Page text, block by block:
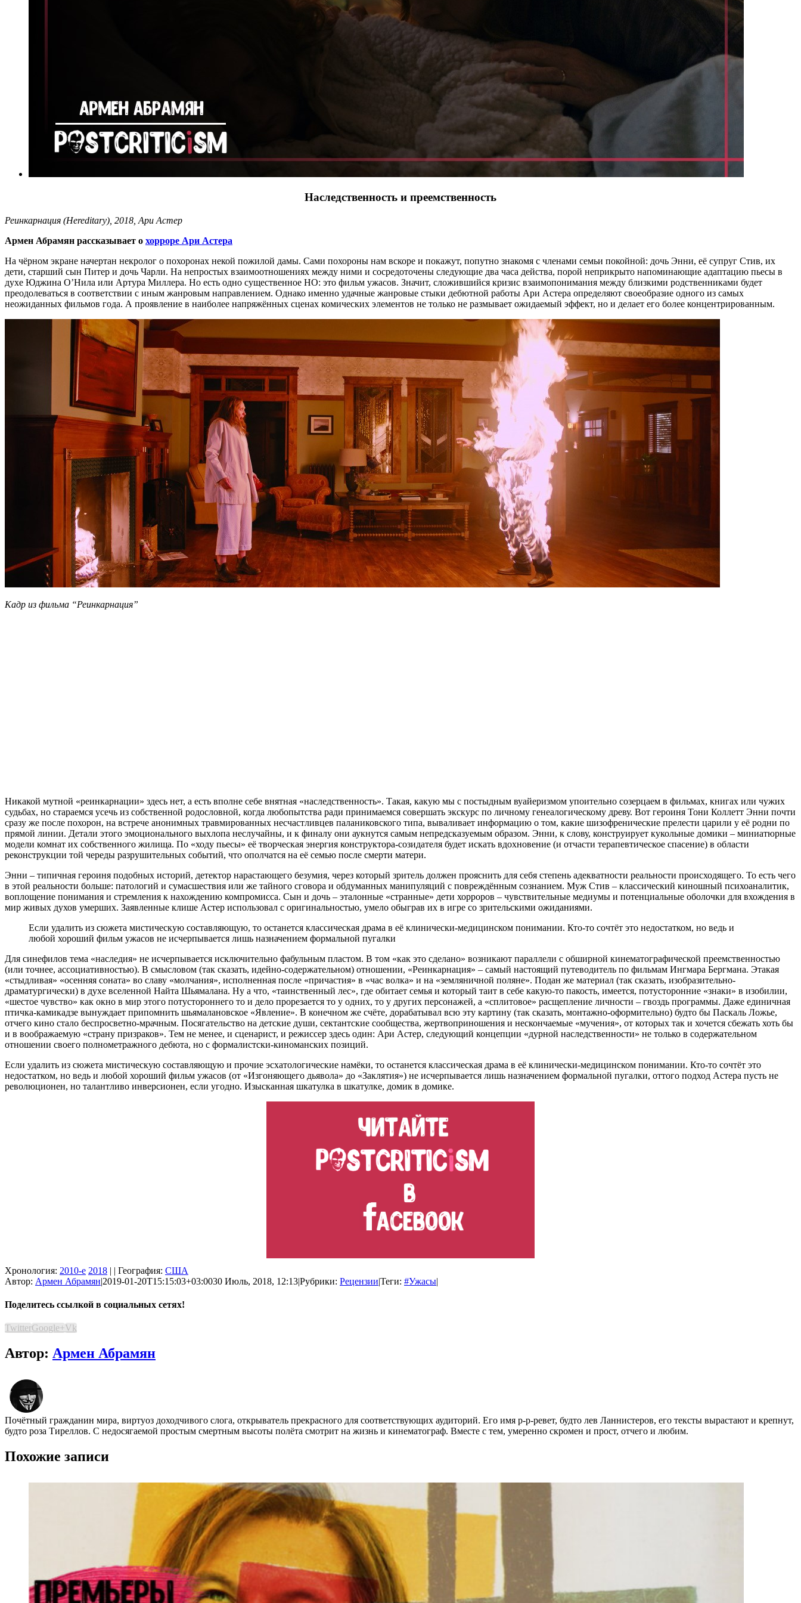
Наследственность и преемственность
Реинкарнация (Hereditary), 2018, Ари Астер
Армен Абрамян рассказывает о хорроре Ари Астера
На чёрном экране начертан некролог о похоронах некой пожилой дамы. Сами похороны нам вскоре и покажут, попутно знакомя с членами семьи покойной: дочь Энни, её супруг Стив, их
дети, старший сын Питер и дочь Чарли. На непростых взаимоотношениях между ними и сосредоточены следующие два часа действа, порой неприкрыто напоминающие адаптацию пьесы в
духе Юджина О’Нила или Артура Миллера. Но есть одно существенное НО: это фильм ужасов. Значит, сложившийся кризис взаимопонимания между близкими родственниками будет
преодолеваться в соответствии с иным жанровым направлением. Однако именно удачные жанровые стыки дебютной работы Ари Астера определяют своеобразие одного из самых
неожиданных фильмов года. А проявление в наиболее напряжённых сценах комических элементов не только не размывает ожидаемый эффект, но и делает его более концентрированным.
Кадр из фильма “Реинкарнация”
Никакой мутной «реинкарнации» здесь нет, а есть вполне себе внятная «наследственность». Такая, какую мы с постыдным вуайеризмом упоительно созерцаем в фильмах, книгах или чужих
судьбах, но стараемся усечь из собственной родословной, когда любопытства ради принимаемся совершать экскурс по личному генеалогическому древу. Вот героиня Тони Коллетт Энни почти
сразу же после похорон, на встрече анонимных травмированных несчастливцев паланиковского типа, вываливает информацию о том, какие шизофренические прелести царили у её родни по
прямой линии. Детали этого эмоционального выхлопа неслучайны, и к финалу они аукнутся самым непредсказуемым образом. Энни, к слову, конструирует кукольные домики – миниатюрные
модели комнат их собственного жилища. По «ходу пьесы» её творческая энергия конструктора-созидателя будет искать вдохновение (и отчасти терапевтическое спасение) в области
реконструкции той череды разрушительных событий, что ополчатся на её семью после смерти матери.
Энни – типичная героиня подобных историй, детектор нарастающего безумия, через который зритель должен прояснить для себя степень адекватности реальности происходящего. То есть чего
в этой реальности больше: патологий и сумасшествия или же тайного сговора и обдуманных манипуляций с повреждённым сознанием. Муж Стив – классический киношный психоаналитик,
воплощение понимания и стремления к нахождению компромисса. Сын и дочь – эталонные «странные» дети хорроров – чувствительные медиумы и потенциальные оболочки для вхождения в
мир живых духов умерших. Заявленные клише Астер использовал с оригинальностью, умело обыграв их в игре со зрительскими ожиданиями.
Если удалить из сюжета мистическую составляющую, то останется классическая драма в её клинически-медицинском понимании. Кто-то сочтёт это недостатком, но ведь и
любой хороший фильм ужасов не исчерпывается лишь назначением формальной пугалки
Для синефилов тема «наследия» не исчерпывается исключительно фабульным пластом. В том «как это сделано» возникают параллели с обширной кинематографической преемственностью
(или точнее, ассоциативностью). В смысловом (так сказать, идейно-содержательном) отношении, «Реинкарнация» – самый настоящий путеводитель по фильмам Ингмара Бергмана. Этакая
«стыдливая» «осенняя соната» во славу «молчания», исполненная после «причастия» в «час волка» и на «земляничной поляне». Подан же материал (так сказать, изобразительно-
драматургически) в духе вселенной Найта Шьямалана. Ну а что, «таинственный лес», где обитает семья и который таит в себе какую-то пакость, имеется, потусторонние «знаки» в изобилии,
«шестое чувство» как окно в мир этого потустороннего то и дело прорезается то у одних, то у других персонажей, а «сплитовое» расщепление личности – гвоздь программы. Даже единичная
птичка-камикадзе вынуждает припомнить шьямалановское «Явление». В конечном же счёте, дорабатывал всю эту картину (так сказать, монтажно-оформительно) будто бы Паскаль Ложье,
отчего кино стало беспросветно-мрачным. Посягательство на детские души, сектантские сообщества, жертвоприношения и нескончаемые «мучения», от которых так и хочется сбежать хоть бы
и в воображаемую «страну призраков». Тем не менее, и сценарист, и режиссер здесь один: Ари Астер, следующий концепции «дурной наследственности» не только в содержательном
отношении своего полнометражного дебюта, но с формалистски-киноманских позиций.
Если удалить из сюжета мистическую составляющую и прочие эсхатологические намёки, то останется классическая драма в её клинически-медицинском понимании. Кто-то сочтёт это
недостатком, но ведь и любой хороший фильм ужасов (от «Изгоняющего дьявола» до «Заклятия») не исчерпывается лишь назначением формальной пугалки, оттого подход Астера пусть не
революционен, но талантливо инверсионен, если угодно. Изысканная шкатулка в шкатулке, домик в домике.
Хронология: 2010-е 2018 | | География: США
Автор: Армен Абрамян|2019-01-20T15:15:03+03:0030 Июль, 2018, 12:13|Рубрики: Рецензии|Теги: #Ужасы|
Поделитесь ссылкой в социальных сетях!
TwitterGoogle+Vk
Автор: Армен Абрамян
Почётный гражданин мира, виртуоз доходчивого слога, открыватель прекрасного для соответствующих аудиторий. Его имя р-р-ревет, будто лев Ланнистеров, его тексты вырастают и крепнут,
будто роза Тиреллов. С недосягаемой простым смертным высоты полёта смотрит на жизнь и кинематограф. Вместе с тем, умеренно скромен и прост, отчего и любим.
Похожие записи